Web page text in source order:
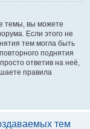
темы, вы можете
Если этого не
тем могла быть
поднятия
ответив на неё,
правила
тем